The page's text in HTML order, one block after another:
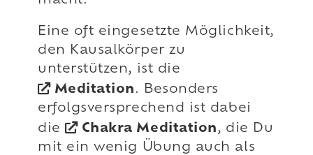
Eine oft eingesetzte Möglichkeit,
den Kausalkörper zu
unterstützen, ist die
Meditation . Besonders
erfolgsversprechend ist dabei
die
Chakra Meditation, die Du
mit ein wenig Übung auch als